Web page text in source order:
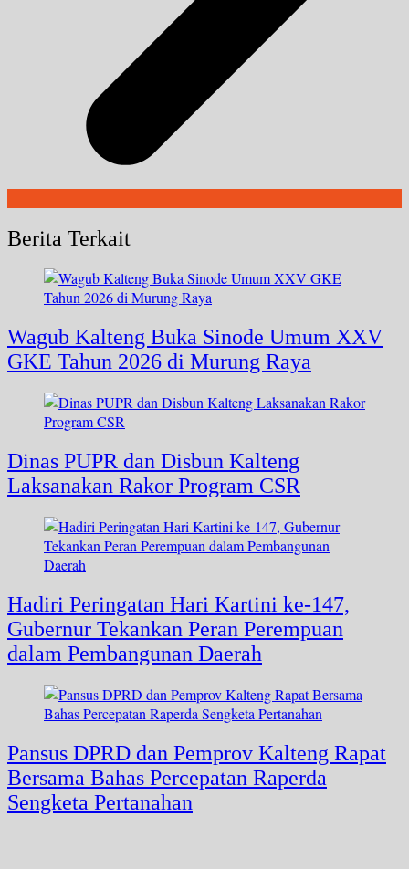
Berita Terkait
Wagub Kalteng Buka Sinode Umum XXV
GKE Tahun 2026 di Murung Raya
Dinas PUPR dan Disbun Kalteng
Laksanakan Rakor Program CSR
Hadiri Peringatan Hari Kartini ke-147,
Gubernur Tekankan Peran Perempuan
dalam Pembangunan Daerah
Pansus DPRD dan Pemprov Kalteng Rapat
Bersama Bahas Percepatan Raperda
Sengketa Pertanahan